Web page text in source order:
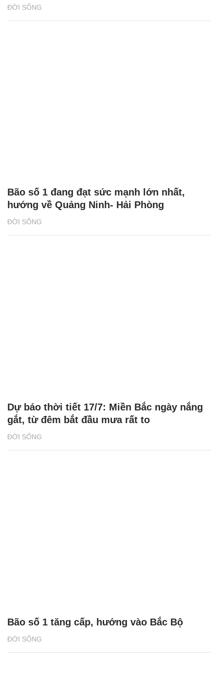
ĐỜI SỐNG
ĐỜI SỐNG
Bão số 1 đang đạt sức mạnh lớn nhất,
hướng về Quảng Ninh- Hải Phòng
ĐỜI SỐNG
Dự báo thời tiết 17/7: Miền Bắc ngày nắng
gắt, từ đêm bắt đầu mưa rất to
ĐỜI SỐNG
Bão số 1 tăng cấp, hướng vào Bắc Bộ